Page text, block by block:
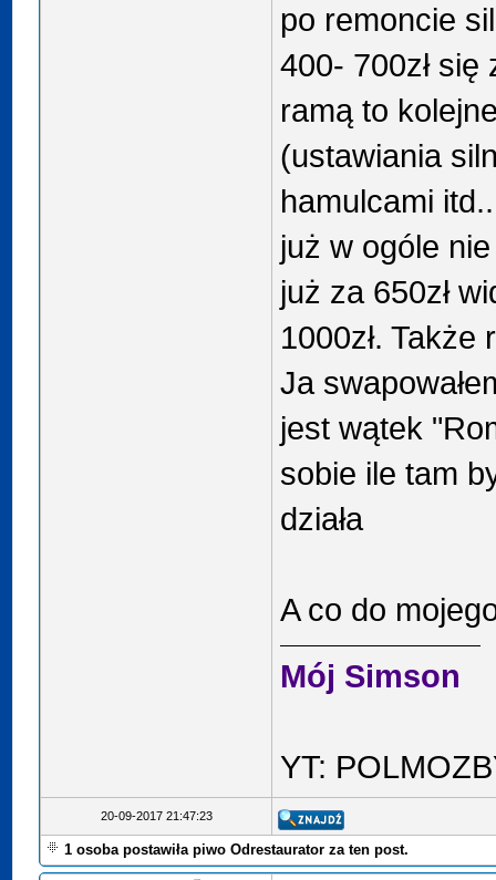
po remoncie
400- 700zł
ramą to
(ustawiania
hamulcami
już w ogóle
już za 650zł
1000zł.
Ja
jest wątek
sobie ile tam
działa
A co do
Mój Simson
YT:
20-09-2017 21:47:23
1 osoba postawiła piwo Odrestaurator za ten post.